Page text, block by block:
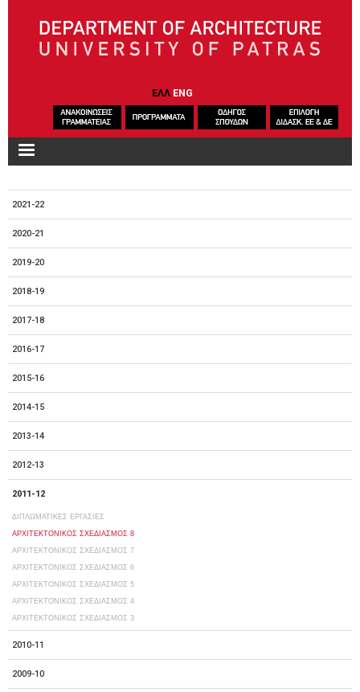
ΕΛΛ ENG
2021-22
2020-21
2019-20
2018-19
2017-18
2016-17
2015-16
2014-15
2013-14
2012-13
2011-12
ΔΙΠΛΩΜΑΤΙΚΕΣ ΕΡΓΑΣΙΕΣ
ΑΡΧΙΤΕΚΤΟΝΙΚΟΣ ΣΧΕΔΙΑΣΜΟΣ 8
ΑΡΧΙΤΕΚΤΟΝΙΚΟΣ ΣΧΕΔΙΑΣΜΟΣ 7
ΑΡΧΙΤΕΚΤΟΝΙΚΟΣ ΣΧΕΔΙΑΣΜΟΣ 6
ΑΡΧΙΤΕΚΤΟΝΙΚΟΣ ΣΧΕΔΙΑΣΜΟΣ 5
ΑΡΧΙΤΕΚΤΟΝΙΚΟΣ ΣΧΕΔΙΑΣΜΟΣ 4
ΑΡΧΙΤΕΚΤΟΝΙΚΟΣ ΣΧΕΔΙΑΣΜΟΣ 3
2010-11
2009-10